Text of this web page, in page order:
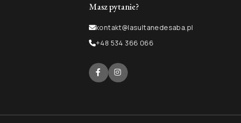
Masz pytanie?
kontakt@lasultanedesaba.pl
+48 534 366 066